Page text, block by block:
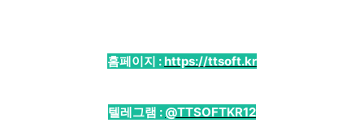
홈페이지 :https://ttsoft.kr
텔레그램 : @TTSOFTKR12